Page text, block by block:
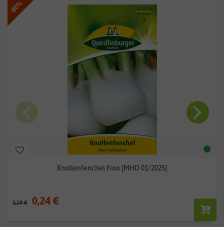
-80%
Knollenfenchel Fino [MHD 01/2025]
1,19 € 0,24 €